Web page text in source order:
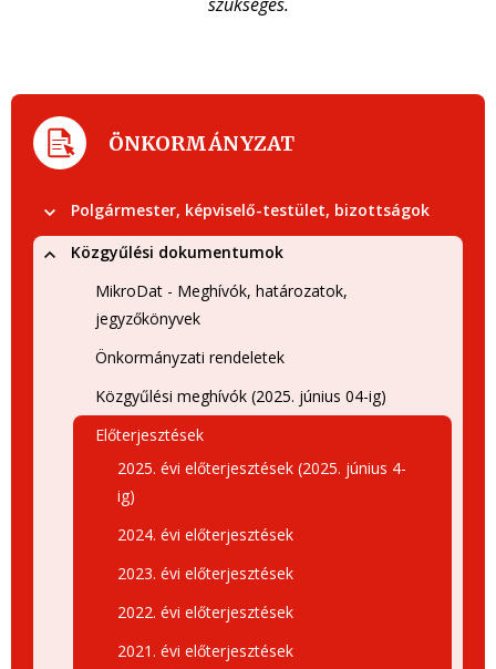
ÖNKORMÁNYZAT
Polgármester, képviselő-testület, bizottságok
Közgyűlési dokumentumok
MikroDat - Meghívók, határozatok,
jegyzőkönyvek
Önkormányzati rendeletek
Közgyűlési meghívók (2025. június 04-ig)
Előterjesztések
2025. évi előterjesztések (2025. június 4-
ig)
2024. évi előterjesztések
2023. évi előterjesztések
2022. évi előterjesztések
2021. évi előterjesztések